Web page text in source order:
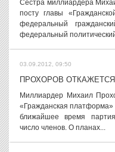
Сестра миллиардера
посту главы
федеральный
федеральный
03.09.2012, 09:50
ПРОХОРОВ
Миллиардер Михаил
«Гражданская
ближайшее время
число членов. О планах...